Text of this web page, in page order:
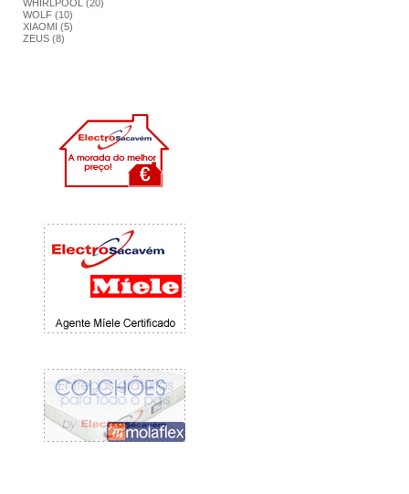
WHIRLPOOL (20)
WOLF (10)
XIAOMI (5)
ZEUS (8)